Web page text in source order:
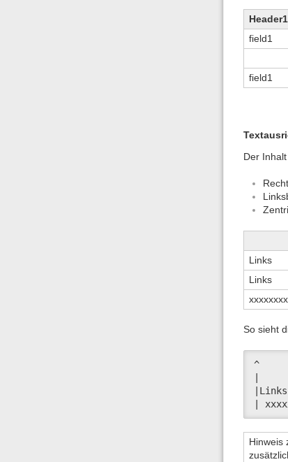
Header1
field1
field1
Der
Links
Links
So sieht
^
|
|
Hinweis